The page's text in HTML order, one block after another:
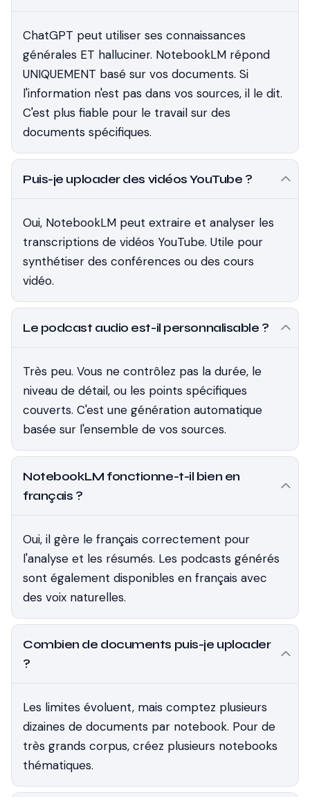
ChatGPT peut utiliser ses connaissances
générales ET halluciner. NotebookLM répond
UNIQUEMENT basé sur vos documents. Si
l'information n'est pas dans vos sources, il le dit.
C'est plus fiable pour le travail sur des
documents spécifiques.
Puis-je uploader des vidéos YouTube ?
Oui, NotebookLM peut extraire et analyser les
transcriptions de vidéos YouTube. Utile pour
synthétiser des conférences ou des cours
vidéo.
Le podcast audio est-il personnalisable ?
Très peu. Vous ne contrôlez pas la durée, le
niveau de détail, ou les points spécifiques
couverts. C'est une génération automatique
basée sur l'ensemble de vos sources.
NotebookLM fonctionne-t-il bien en
français ?
Oui, il gère le français correctement pour
l'analyse et les résumés. Les podcasts générés
sont également disponibles en français avec
des voix naturelles.
Combien de documents puis-je uploader
?
Les limites évoluent, mais comptez plusieurs
dizaines de documents par notebook. Pour de
très grands corpus, créez plusieurs notebooks
thématiques.